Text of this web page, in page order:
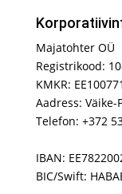
Majatohter OÜ
Registrikood:
KMKR:
Aadress: Väike-
Telefon: +372
IBAN:
BIC/Swift: